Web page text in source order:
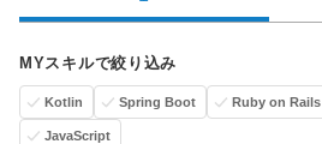
MYスキルで絞り込み
Kotlin Spring Boot Ruby on Rails
JavaScript